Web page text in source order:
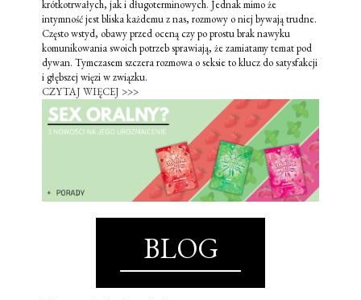
krótkotrwałych, jak i długoterminowych. Jednak mimo że
intymność jest bliska każdemu z nas, rozmowy o niej bywają trudne.
Często wstyd, obawy przed oceną czy po prostu brak nawyku
komunikowania swoich potrzeb sprawiają, że zamiatamy temat pod
dywan. Tymczasem szczera rozmowa o seksie to klucz do satysfakcji
i głębszej więzi w związku.
CZYTAJ WIĘCEJ >>>
BLOG